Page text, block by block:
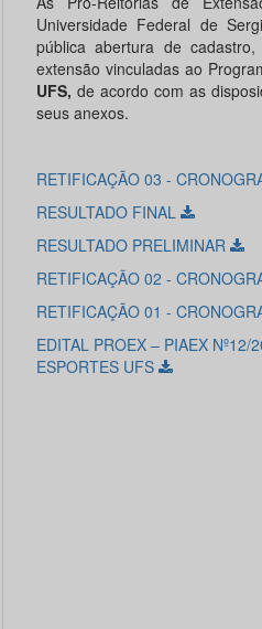
Universidade Federal de
pública abertura de
extensão vinculadas ao
UFS, de acordo com as
seus anexos.
RETIFICAÇÃO 03 -
RESULTADO FINAL
RESULTADO PRELIMINAR
RETIFICAÇÃO 02 -
RETIFICAÇÃO 01 -
EDITAL PROEX – PIAEX
ESPORTES UFS